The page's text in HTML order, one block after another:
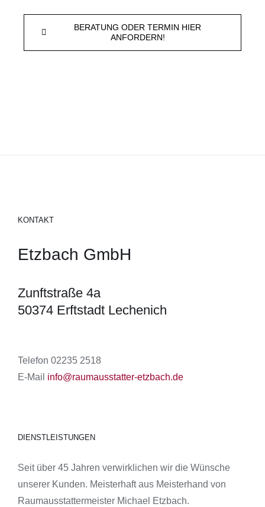
BERATUNG ODER TERMIN HIER
ANFORDERN!
KONTAKT
Etzbach GmbH
Zunftstraße 4a
50374 Erftstadt Lechenich
Telefon 02235 2518
E-Mail info@raumausstatter-etzbach.de
DIENSTLEISTUNGEN
Seit über 45 Jahren verwirklichen wir die Wünsche
unserer Kunden. Meisterhaft aus Meisterhand von
Raumausstattermeister Michael Etzbach.